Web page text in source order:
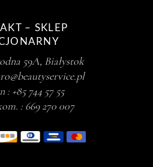
– SKLEP
59A, Białystok
: +85 744 57 55
: 669 270 007